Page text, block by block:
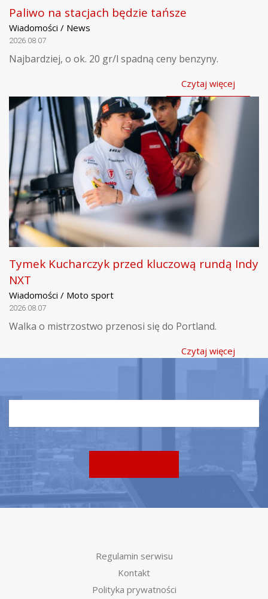
Paliwo na stacjach będzie tańsze
Wiadomości / News
2026.08.07
Najbardziej, o ok. 20 gr/l spadną ceny benzyny.
Czytaj więcej
Tymek Kucharczyk przed kluczową rundą Indy
NXT
Wiadomości / Moto sport
2026.08.07
Walka o mistrzostwo przenosi się do Portland.
Czytaj więcej
Regulamin serwisu
Kontakt
Polityka prywatności